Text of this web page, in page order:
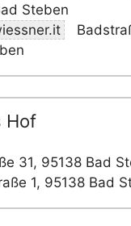
Steben
Hof
31, 95138 Bad
1, 95138 Bad